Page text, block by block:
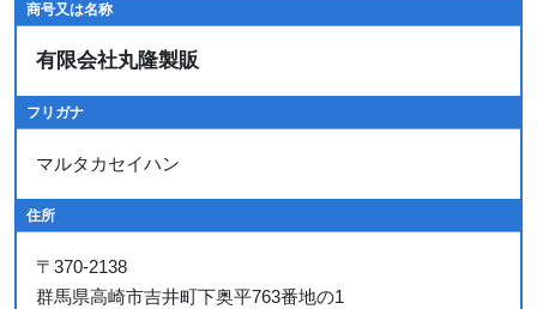
商号又は名称
有限会社丸隆製販
フリガナ
マルタカセイハン
住所
〒 370-2138
群馬県高崎市吉井町下奥平763番地の1